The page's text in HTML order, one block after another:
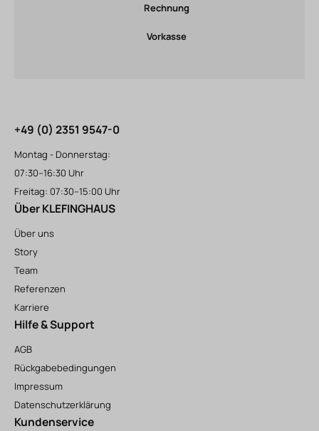
Rechnung
Vorkasse
+49 (0) 2351 9547-0
Montag - Donnerstag:
07:30–16:30 Uhr
Freitag: 07:30–15:00 Uhr
Über KLEFINGHAUS
Über uns
Story
Team
Referenzen
Karriere
Hilfe & Support
AGB
Rückgabebedingungen
Impressum
Datenschutzerklärung
Kundenservice